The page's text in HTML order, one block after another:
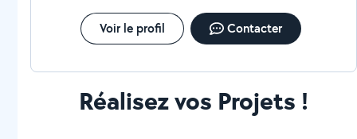
Voir le profil Contacter
Réalisez vos Projets !